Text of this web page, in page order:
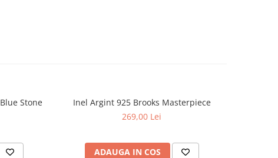
Stone
Inel Argint 925 Brooks Masterpiece
269,00 Lei
ADAUGA IN COS